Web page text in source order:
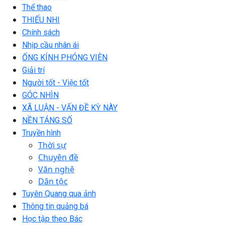
Thể thao
THIẾU NHI
Chính sách
Nhịp cầu nhân ái
ỐNG KÍNH PHÓNG VIÊN
Giải trí
Người tốt - Việc tốt
GÓC NHÌN
XÃ LUẬN - VẤN ĐỀ KỲ NÀY
NỀN TẢNG SỐ
Truyền hình
Thời sự
Chuyên đề
Văn nghệ
Dân tộc
Tuyên Quang qua ảnh
Thông tin quảng bá
Học tập theo Bác